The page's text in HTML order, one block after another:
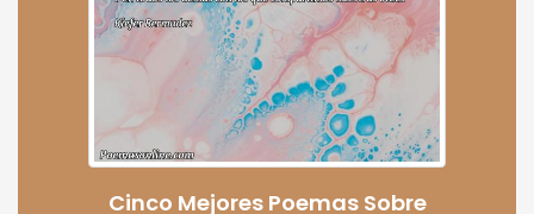
Cinco Mejores Poemas Sobre